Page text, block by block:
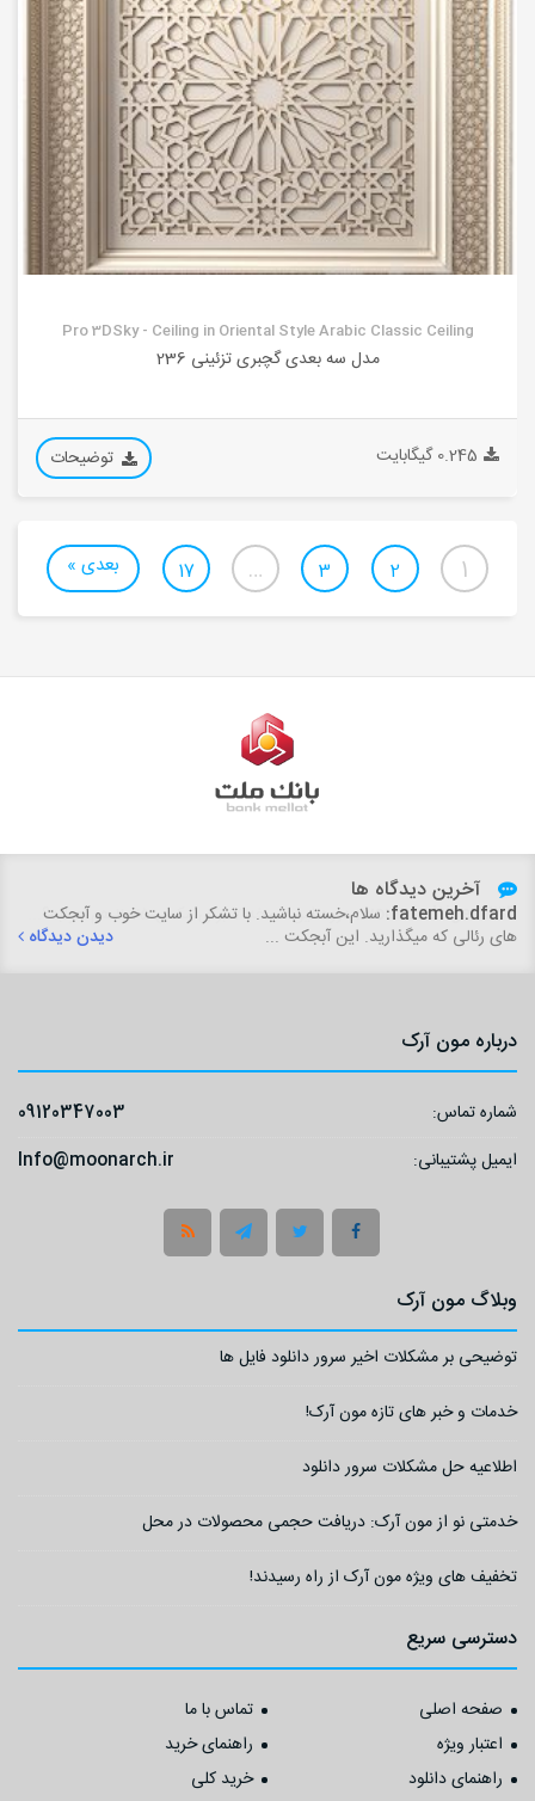
Pro 3DSky - Ceiling in Oriental Style Arabic Classic Ceiling
مدل سه بعدی گچبری تزئینی 236
0.245 گیگابایت توضیحات
1
2
3
…
17 بعدی »
آخرین دیدگاه ها
fatemeh.dfard: سلام،خسته نباشید. با تشکر از سایت خوب و آبجکت
های رئالی که میگذارید. این آبجکت ... دیدن دیدگاه
درباره مون آرک
شماره تماس:
09120347003
ایمیل پشتیبانی:
Info@moonarch.ir
وبلاگ مون آرک
توضیحی بر مشکلات اخیر سرور دانلود فایل ها
خدمات و خبر های تازه مون آرک!
اطلاعیه حل مشکلات سرور دانلود
خدمتی نو از مون آرک: دریافت حجمی محصولات در محل
تخفیف های ویژه مون آرک از راه رسیدند!
دسترسی سریع
صفحه اصلی
تماس با ما
اعتبار ویژه
راهنمای خرید
راهنمای دانلود
خرید کلی